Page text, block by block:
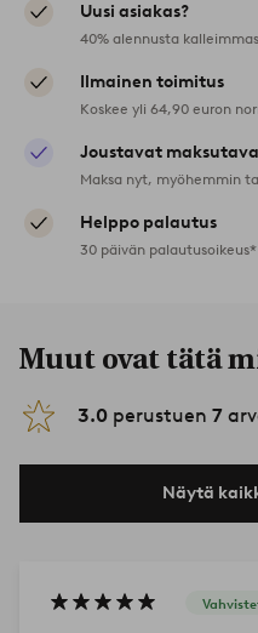
Uusi asiakas?
40% alennusta
Ilmainen toimitus
Koskee yli 64,90 euron
Joustavat
Maksa nyt, myöhemmin
Helppo palautus
30 päivän palautusoikeus*
Muut ovat tätä
3.0 perustuen 7
Näytä